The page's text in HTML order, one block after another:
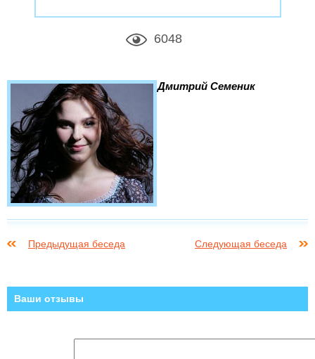
6048
Дмитрий Семеник
Предыдущая беседа Следующая беседа
Ваши отзывы